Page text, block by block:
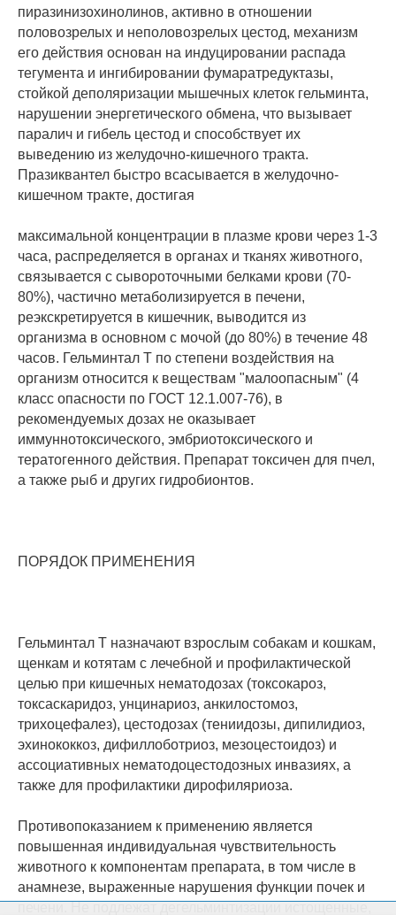
пиразинизохинолинов, активно в отношении
половозрелых и неполовозрелых цестод, механизм
его действия основан на индуцировании распада
тегумента и ингибировании фумаратредуктазы,
стойкой деполяризации мышечных клеток гельминта,
нарушении энергетического обмена, что вызывает
паралич и гибель цестод и способствует их
выведению из желудочно-кишечного тракта.
Празиквантел быстро всасывается в желудочно-
кишечном тракте, достигая
максимальной концентрации в плазме крови через 1-3
часа, распределяется в органах и тканях животного,
связывается с сывороточными белками крови (70-
80%), частично метаболизируется в печени,
реэкскретируется в кишечник, выводится из
организма в основном с мочой (до 80%) в течение 48
часов. Гельминтал Т по степени воздействия на
организм относится к веществам "малоопасным" (4
класс опасности по ГОСТ 12.1.007-76), в
рекомендуемых дозах не оказывает
иммуннотоксического, эмбриотоксического и
тератогенного действия. Препарат токсичен для пчел,
а также рыб и других гидробионтов.
ПОРЯДОК ПРИМЕНЕНИЯ
Гельминтал Т назначают взрослым собакам и кошкам,
щенкам и котятам с лечебной и профилактической
целью при кишечных нематодозах (токсокароз,
токсаскаридоз, унцинариоз, анкилостомоз,
трихоцефалез), цестодозах (тениидозы, дипилидиоз,
эхинококкоз, дифиллоботриоз, мезоцестоидоз) и
ассоциативных нематодоцестодозных инвазиях, а
также для профилактики дирофиляриоза.
Противопоказанием к применению является
повышенная индивидуальная чувствительность
животного к компонентам препарата, в том числе в
анамнезе, выраженные нарушения функции почек и